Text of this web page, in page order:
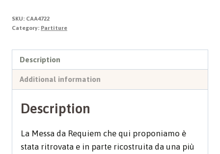
Requiem
(a
quantity
SKU: CAA4722
Category: Partiture
Description
Additional information
Description
La Messa da Requiem che qui proponiamo è
stata ritrovata e in parte ricostruita da una più